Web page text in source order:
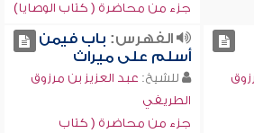
جزء من محاضرة ( كتاب الوصايا)
الفهرس: باب فيمن
أسلم على ميراث
للشيخ: عبد العزيز بن مرزوق
الطريفي
جزء من محاضرة ( كتاب